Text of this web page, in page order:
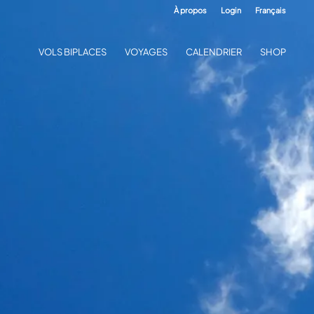
À propos Login Français
VOLS BIPLACES VOYAGES CALENDRIER SHOP